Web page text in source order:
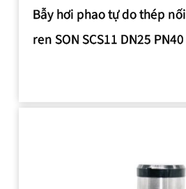
Bẫy hơi phao tự do thép nối
ren SON SCS11 DN25 PN40